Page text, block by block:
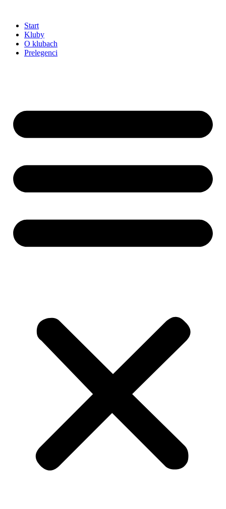
treści
Start
Kluby
O klubach
Prelegenci